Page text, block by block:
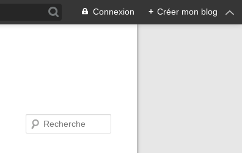
Connexion + Créer mon blog